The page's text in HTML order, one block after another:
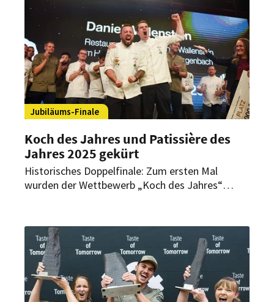
überzeugen. Fünf von ihnen schafften es nun ins
Finale.
Jubiläums-Finale
Koch des Jahres und Patissière des
Jahres 2025 gekürt
Historisches Doppelfinale: Zum ersten Mal
wurden der Wettbewerb „Koch des Jahres“
am 17. November 2025 in Essen gekürt.